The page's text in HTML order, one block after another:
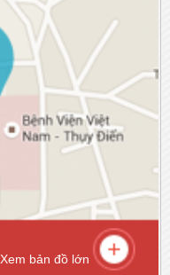
Xem bản đồ lớn